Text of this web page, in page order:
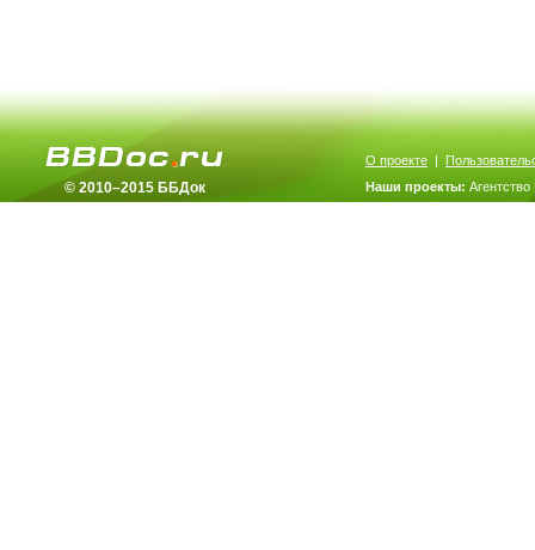
© 2010–2015 ББДок
О проекте |
Наши проекты: